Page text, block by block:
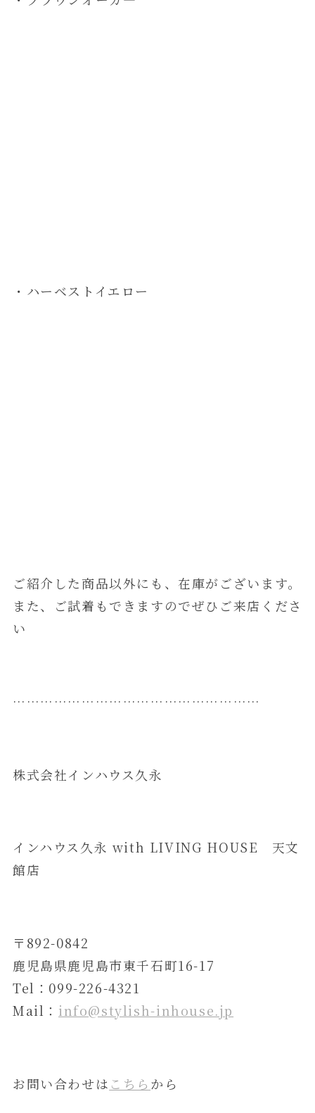
・ハーベストイエロー
ご紹介した商品以外にも、在庫がございます。
また、ご試着もできますのでぜひご来店くださ
い
………………………………………………
​株式会社インハウス久永
インハウス久永 with LIVING HOUSE 天文
館店
〒892-0842
鹿児島県鹿児島市東千石町16-17
Tel：099-226-4321
Mail： info@stylish-inhouse.jp
お問い合わせは こちら から